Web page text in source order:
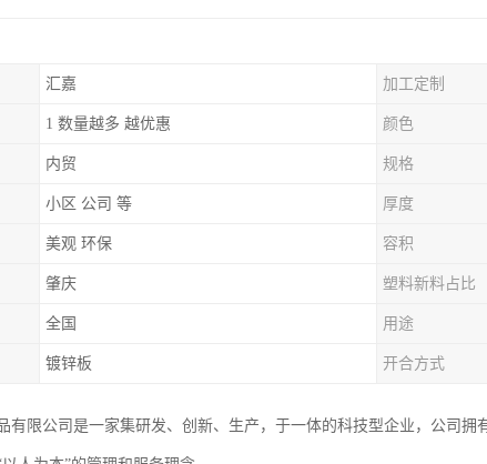
汇嘉 加工定制
1 数量越多 越优惠 颜色
内贸 规格
小区 公司 等 厚度
美观 环保 容积
肇庆 塑料新料占比
全国 用途
镀锌板 开合方式
有限公司是一家集研发、创新、生产，于一体的科技型企业，公司